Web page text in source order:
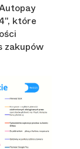
które
zakupów